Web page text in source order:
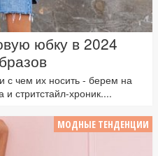
юбку в 2024
с чем их носить - берем на
стритстайл-хроник....
МОДНЫЕ ТЕНДЕНЦИИ